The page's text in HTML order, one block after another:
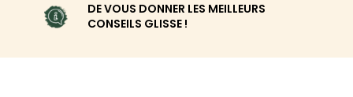
DE VOUS DONNER LES MEILLEURS
CONSEILS GLISSE !